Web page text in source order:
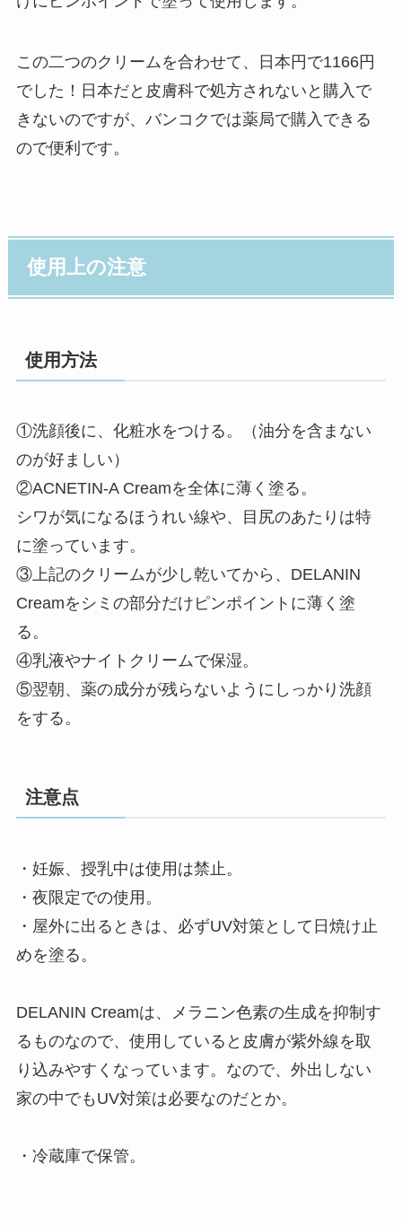
この二つのクリームを合わせて、日本円で1166円
でした！日本だと皮膚科で処方されないと購入で
きないのですが、バンコクでは薬局で購入できる
ので便利です。
使用上の注意
使用方法
①洗顔後に、化粧水をつける。（油分を含まない
のが好ましい）
②ACNETIN-A Creamを全体に薄く塗る。
シワが気になるほうれい線や、目尻のあたりは特
に塗っています。
③上記のクリームが少し乾いてから、DELANIN
Creamをシミの部分だけピンポイントに薄く塗
る。
④乳液やナイトクリームで保湿。
⑤翌朝、薬の成分が残らないようにしっかり洗顔
をする。
注意点
・妊娠、授乳中は使用は禁止。
・夜限定での使用。
・屋外に出るときは、必ずUV対策として日焼け止
めを塗る。
DELANIN Creamは、メラニン色素の生成を抑制す
るものなので、使用していると皮膚が紫外線を取
り込みやすくなっています。なので、外出しない
家の中でもUV対策は必要なのだとか。
・冷蔵庫で保管。